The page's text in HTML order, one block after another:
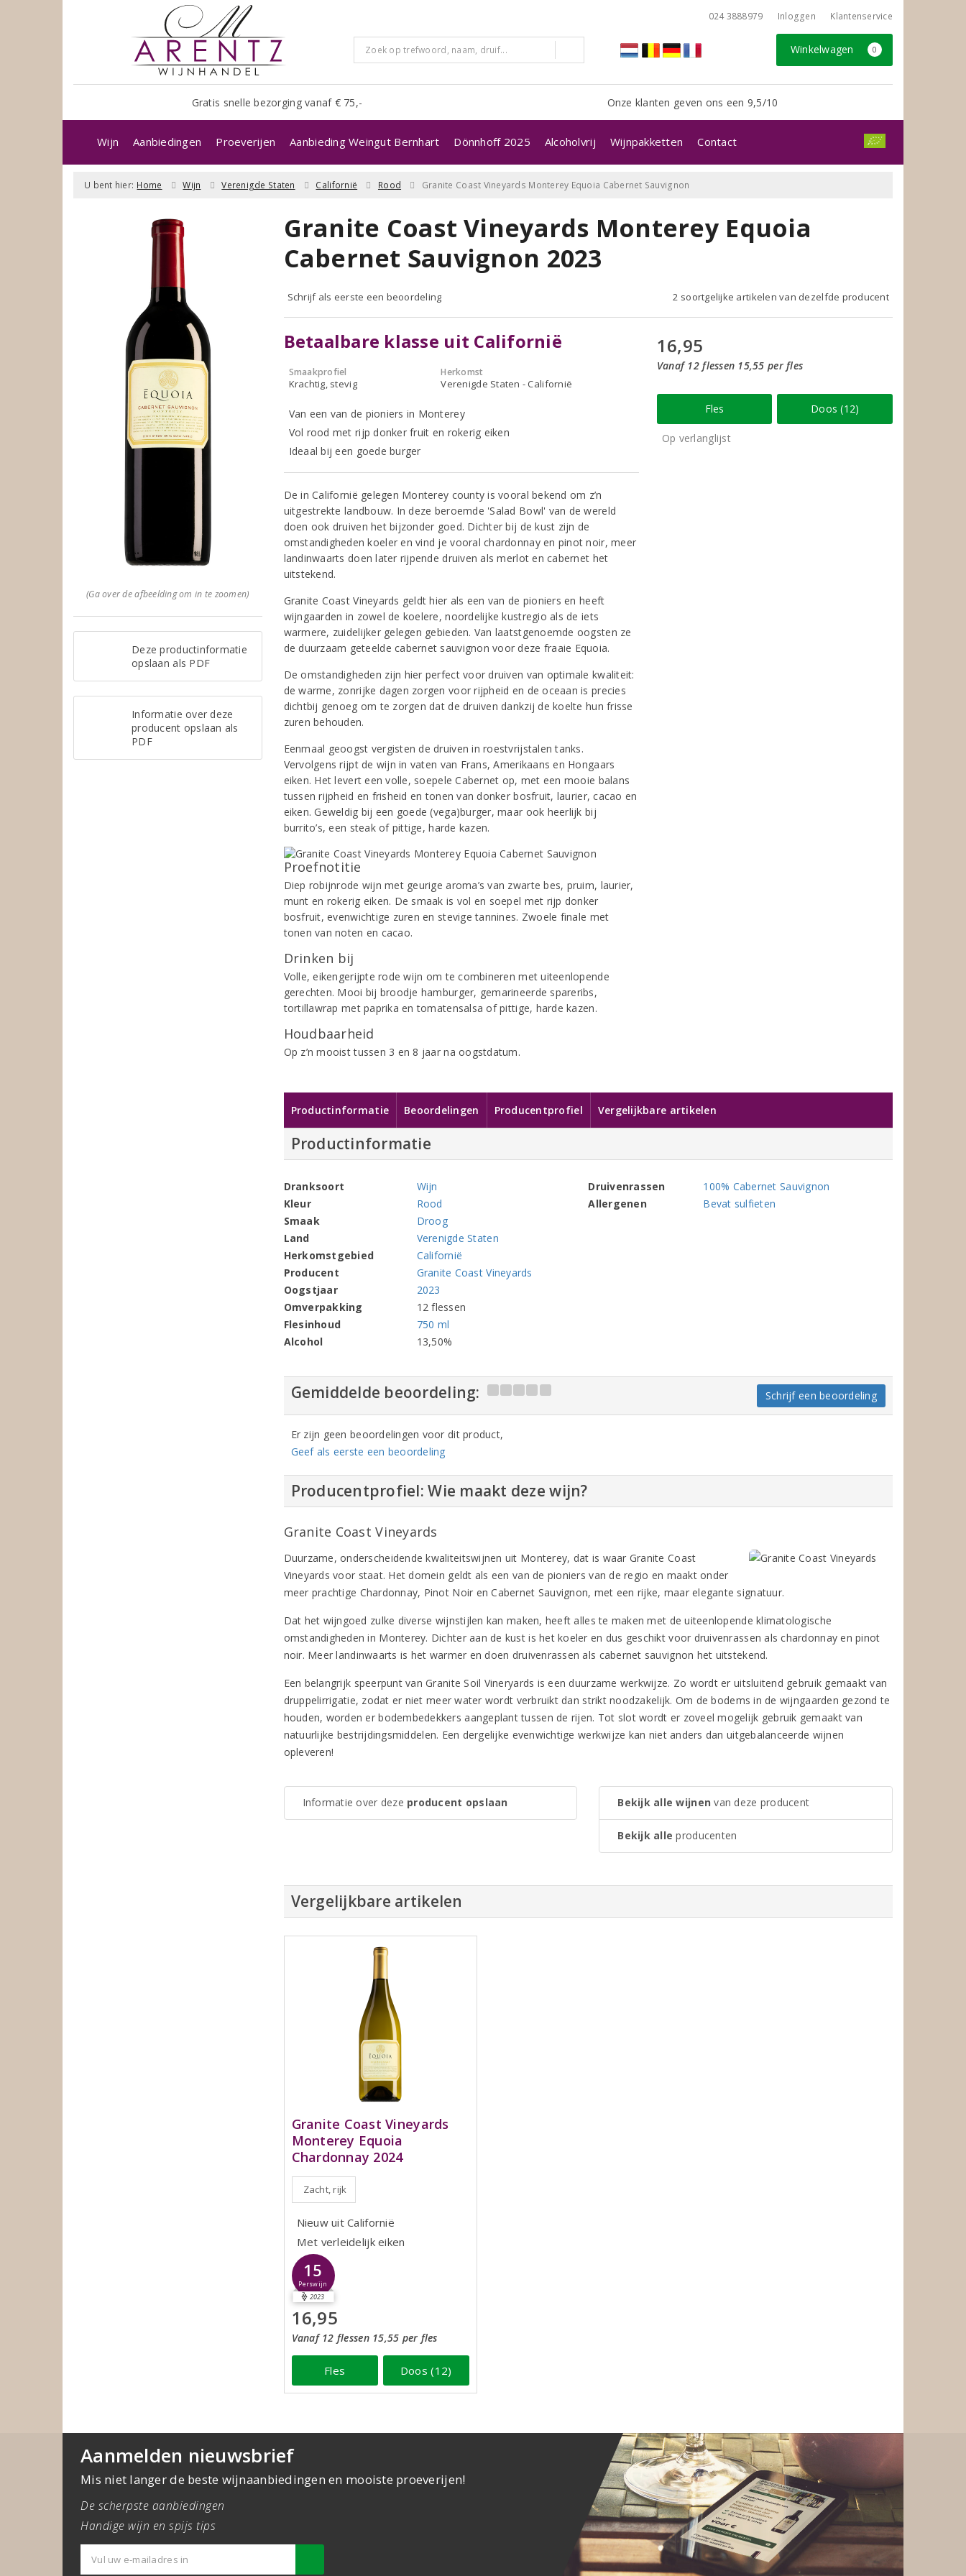
024 3888979 Inloggen Klantenservice
Winkelwagen 0
Gratis snelle bezorging vanaf € 75,- Onze klanten geven ons een 9,5/10
Wijn Aanbiedingen Proeverijen Aanbieding Weingut Bernhart Dönnhoff 2025 Alcoholvrij Wijnpakketten Contact
U bent hier: Home Wijn Verenigde Staten Californië Rood Granite Coast Vineyards Monterey Equoia Cabernet Sauvignon
(Ga over de afbeelding om in te zoomen)
Deze productinformatie
opslaan als PDF
Informatie over deze
producent opslaan als
PDF
Granite Coast Vineyards Monterey Equoia
Cabernet Sauvignon 2023
Schrijf als eerste een beoordeling 2 soortgelijke artikelen van dezelfde producent
Betaalbare klasse uit Californië
Smaakprofiel
Krachtig, stevig
Herkomst
Verenigde Staten - Californië
Van een van de pioniers in Monterey
Vol rood met rijp donker fruit en rokerig eiken
Ideaal bij een goede burger
De in Californië gelegen Monterey county is vooral bekend om z’n
uitgestrekte landbouw. In deze beroemde 'Salad Bowl' van de wereld
doen ook druiven het bijzonder goed. Dichter bij de kust zijn de
omstandigheden koeler en vind je vooral chardonnay en pinot noir, meer
landinwaarts doen later rijpende druiven als merlot en cabernet het
uitstekend.
Granite Coast Vineyards geldt hier als een van de pioniers en heeft
wijngaarden in zowel de koelere, noordelijke kustregio als de iets
warmere, zuidelijker gelegen gebieden. Van laatstgenoemde oogsten ze
de duurzaam geteelde cabernet sauvignon voor deze fraaie Equoia.
De omstandigheden zijn hier perfect voor druiven van optimale kwaliteit:
de warme, zonrijke dagen zorgen voor rijpheid en de oceaan is precies
dichtbij genoeg om te zorgen dat de druiven dankzij de koelte hun frisse
zuren behouden.
Eenmaal geoogst vergisten de druiven in roestvrijstalen tanks.
Vervolgens rijpt de wijn in vaten van Frans, Amerikaans en Hongaars
eiken. Het levert een volle, soepele Cabernet op, met een mooie balans
tussen rijpheid en frisheid en tonen van donker bosfruit, laurier, cacao en
eiken. Geweldig bij een goede (vega)burger, maar ook heerlijk bij
burrito’s, een steak of pittige, harde kazen.
Proefnotitie
Diep robijnrode wijn met geurige aroma’s van zwarte bes, pruim, laurier,
munt en rokerig eiken. De smaak is vol en soepel met rijp donker
bosfruit, evenwichtige zuren en stevige tannines. Zwoele finale met
tonen van noten en cacao.
Drinken bij
Volle, eikengerijpte rode wijn om te combineren met uiteenlopende
gerechten. Mooi bij broodje hamburger, gemarineerde spareribs,
tortillawrap met paprika en tomatensalsa of pittige, harde kazen.
Houdbaarheid
Op z’n mooist tussen 3 en 8 jaar na oogstdatum.
16,95
Vanaf 12 flessen 15,55 per fles
Fles Doos (12)
Op verlanglijst
Productinformatie Beoordelingen Producentprofiel Vergelijkbare artikelen
Productinformatie
Dranksoort
Wijn
Kleur
Rood
Smaak
Droog
Land
Verenigde Staten
Herkomstgebied
Californië
Producent
Granite Coast Vineyards
Oogstjaar
2023
Omverpakking
12 flessen
Flesinhoud
750 ml
Alcohol
13,50%
Druivenrassen
100% Cabernet Sauvignon
Allergenen
Bevat sulfieten
Gemiddelde beoordeling: Schrijf een beoordeling
Er zijn geen beoordelingen voor dit product,
Geef als eerste een beoordeling
Producentprofiel: Wie maakt deze wijn?
Granite Coast Vineyards
Duurzame, onderscheidende kwaliteitswijnen uit Monterey, dat is waar Granite Coast
Vineyards voor staat. Het domein geldt als een van de pioniers van de regio en maakt onder
meer prachtige Chardonnay, Pinot Noir en Cabernet Sauvignon, met een rijke, maar elegante signatuur.
Dat het wijngoed zulke diverse wijnstijlen kan maken, heeft alles te maken met de uiteenlopende klimatologische
omstandigheden in Monterey. Dichter aan de kust is het koeler en dus geschikt voor druivenrassen als chardonnay en pinot
noir. Meer landinwaarts is het warmer en doen druivenrassen als cabernet sauvignon het uitstekend.
Een belangrijk speerpunt van Granite Soil Vineryards is een duurzame werkwijze. Zo wordt er uitsluitend gebruik gemaakt van
druppelirrigatie, zodat er niet meer water wordt verbruikt dan strikt noodzakelijk. Om de bodems in de wijngaarden gezond te
houden, worden er bodembedekkers aangeplant tussen de rijen. Tot slot wordt er zoveel mogelijk gebruik gemaakt van
natuurlijke bestrijdingsmiddelen. Een dergelijke evenwichtige werkwijze kan niet anders dan uitgebalanceerde wijnen
opleveren!
Informatie over deze producent opslaan Bekijk alle wijnen van deze producent
Bekijk alle producenten
Vergelijkbare artikelen
Granite Coast Vineyards
Monterey Equoia
Chardonnay 2024
Zacht, rijk
Nieuw uit Californië
Met verleidelijk eiken
15
Perswijn
2023
16,95
Vanaf 12 flessen 15,55 per fles
Fles Doos (12)
Aanmelden nieuwsbrief
Mis niet langer de beste wijnaanbiedingen en mooiste proeverijen!
De scherpste aanbiedingen
Handige wijn en spijs tips